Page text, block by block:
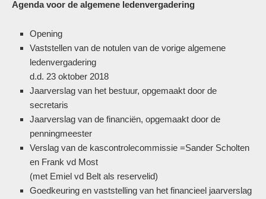
Agenda voor de algemene ledenvergadering
Opening
Vaststellen van de notulen van de vorige algemene
ledenvergadering
d.d. 23 oktober 2018
Jaarverslag van het bestuur, opgemaakt door de
secretaris
Jaarverslag van de financiën, opgemaakt door de
penningmeester
Verslag van de kascontrolecommissie =Sander Scholten
en Frank vd Most
(met Emiel vd Belt als reservelid)
Goedkeuring en vaststelling van het financieel jaarverslag